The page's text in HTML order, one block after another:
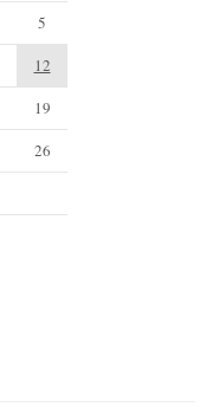
5
12
19
26